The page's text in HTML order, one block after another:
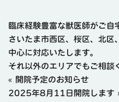
臨床経験豊富な獣医師がご自
さいたま市西区、桜区、北区
中心に対応いたします。
それ以外のエリアでもご相談
« 開院予定のお知らせ
2025年8月11日開院します